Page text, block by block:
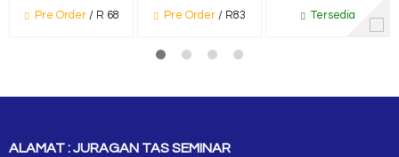
Pre Order/ R 68
Pre Order / R83
Tersedia
ALAMAT : JURAGAN TAS SEMINAR